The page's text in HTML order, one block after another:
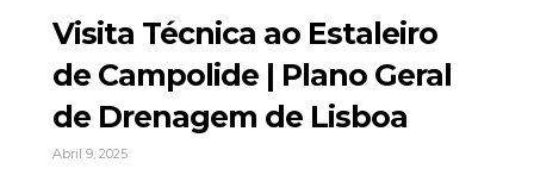
Visita Técnica ao Estaleiro
de Campolide | Plano Geral
de Drenagem de Lisboa
Abril 9, 2025